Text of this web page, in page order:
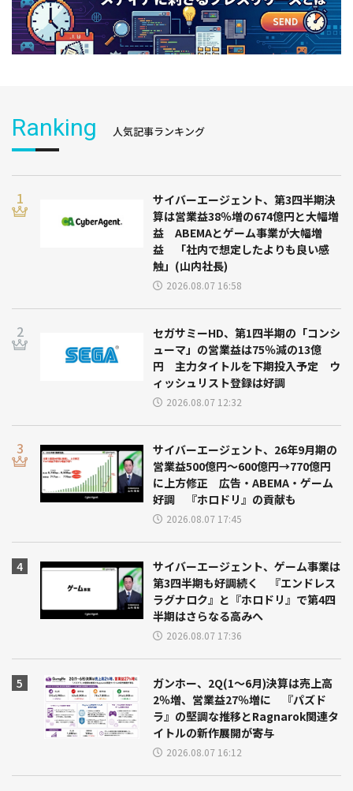
Ranking 人気記事ランキング
サイバーエージェント、第3四半期決
算は営業益38％増の674億円と大幅増
益 ABEMAとゲーム事業が大幅増
益 「社内で想定したよりも良い感
触」(山内社長)
2026.08.07 16:58
セガサミーHD、第1四半期の「コンシ
ューマ」の営業益は75％減の13億
円 主力タイトルを下期投入予定 ウ
ィッシュリスト登録は好調
2026.08.07 12:32
サイバーエージェント、26年9月期の
営業益500億円～600億円→770億円
に上方修正 広告・ABEMA・ゲーム
好調 『ホロドリ』の貢献も
2026.08.07 17:45
サイバーエージェント、ゲーム事業は
第3四半期も好調続く 『エンドレス
ラグナロク』と『ホロドリ』で第4四
半期はさらなる高みへ
2026.08.07 17:36
ガンホー、2Q(1～6月)決算は売上高
2％増、営業益27％増に 『パズド
ラ』の堅調な推移とRagnarok関連タ
イトルの新作展開が寄与
2026.08.07 16:12